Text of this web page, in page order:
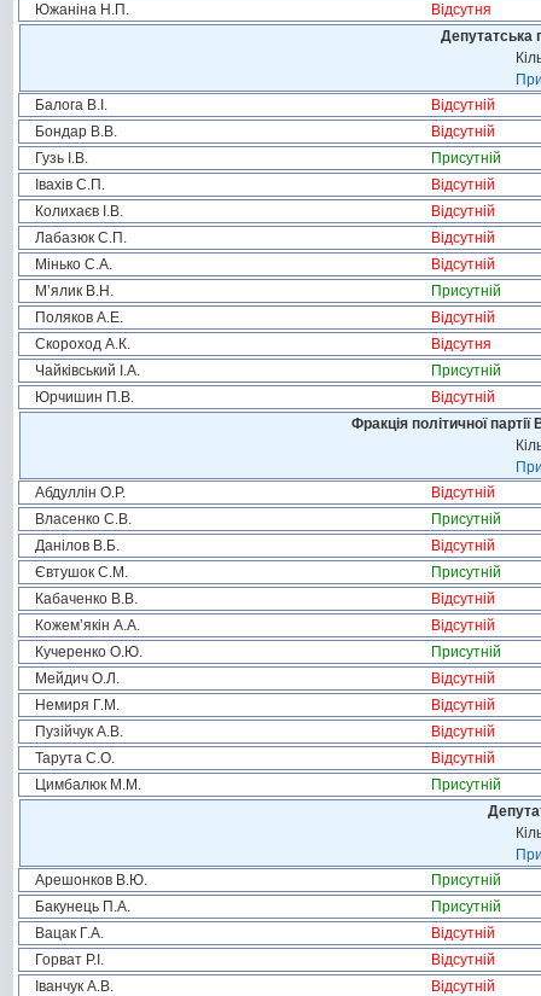
Южаніна Н.П.
Відсутня
Депутатська
Балога В.І.
Відсутній
Бондар В.В.
Відсутній
Гузь І.В.
Присутній
Івахів С.П.
Відсутній
Колихаєв І.В.
Відсутній
Лабазюк С.П.
Відсутній
Мінько С.А.
Відсутній
М’ялик В.Н.
Присутній
Поляков А.Е.
Відсутній
Скороход А.К.
Відсутня
Чайківський І.А.
Присутній
Юрчишин П.В.
Відсутній
Фракція політичної
Абдуллін О.Р.
Відсутній
Власенко С.В.
Присутній
Данілов В.Б.
Відсутній
Євтушок С.М.
Присутній
Кабаченко В.В.
Відсутній
Кожем’якін А.А.
Відсутній
Кучеренко О.Ю.
Присутній
Мейдич О.Л.
Відсутній
Немиря Г.М.
Відсутній
Пузійчук А.В.
Відсутній
Тарута С.О.
Відсутній
Цимбалюк М.М.
Присутній
Арешонков В.Ю.
Присутній
Бакунець П.А.
Присутній
Вацак Г.А.
Відсутній
Горват Р.І.
Відсутній
Іванчук А.В.
Відсутній